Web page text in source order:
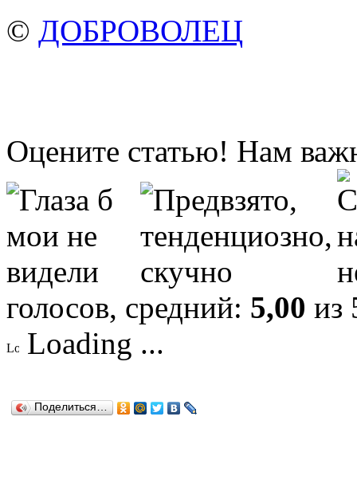
© ДОБРОВОЛЕЦ
Оцените статью! Нам
голосов, средний: 5,00 из
Loading ...
Поделиться…